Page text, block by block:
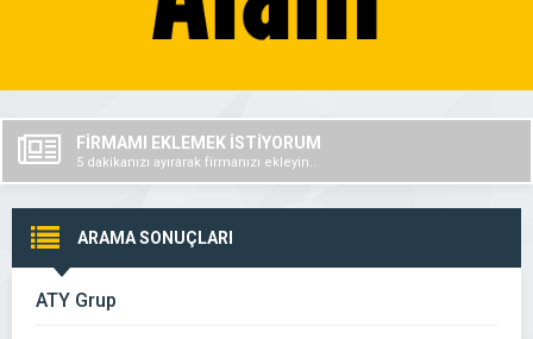
FİRMAMI EKLEMEK İSTİYORUM
5 dakikanızı ayırarak firmanızı ekleyin..
ARAMA SONUÇLARI
ATY Grup